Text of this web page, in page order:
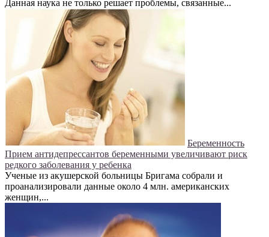
Данная наука не только решает проблемы, связанные...
Беременность
Прием антидепрессантов беременными увеличивают риск
редкого заболевания у ребенка
Ученые из акушерской больницы Бригама собрали и
проанализировали данные около 4 млн. американских
женщин,...